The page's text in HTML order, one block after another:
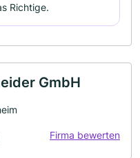
Richtige.
GmbH
Firma bewerten